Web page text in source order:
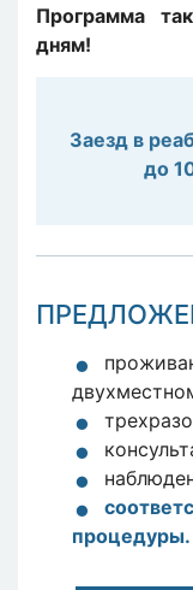
Программа
дням!
Заезд в
до
процедуры.